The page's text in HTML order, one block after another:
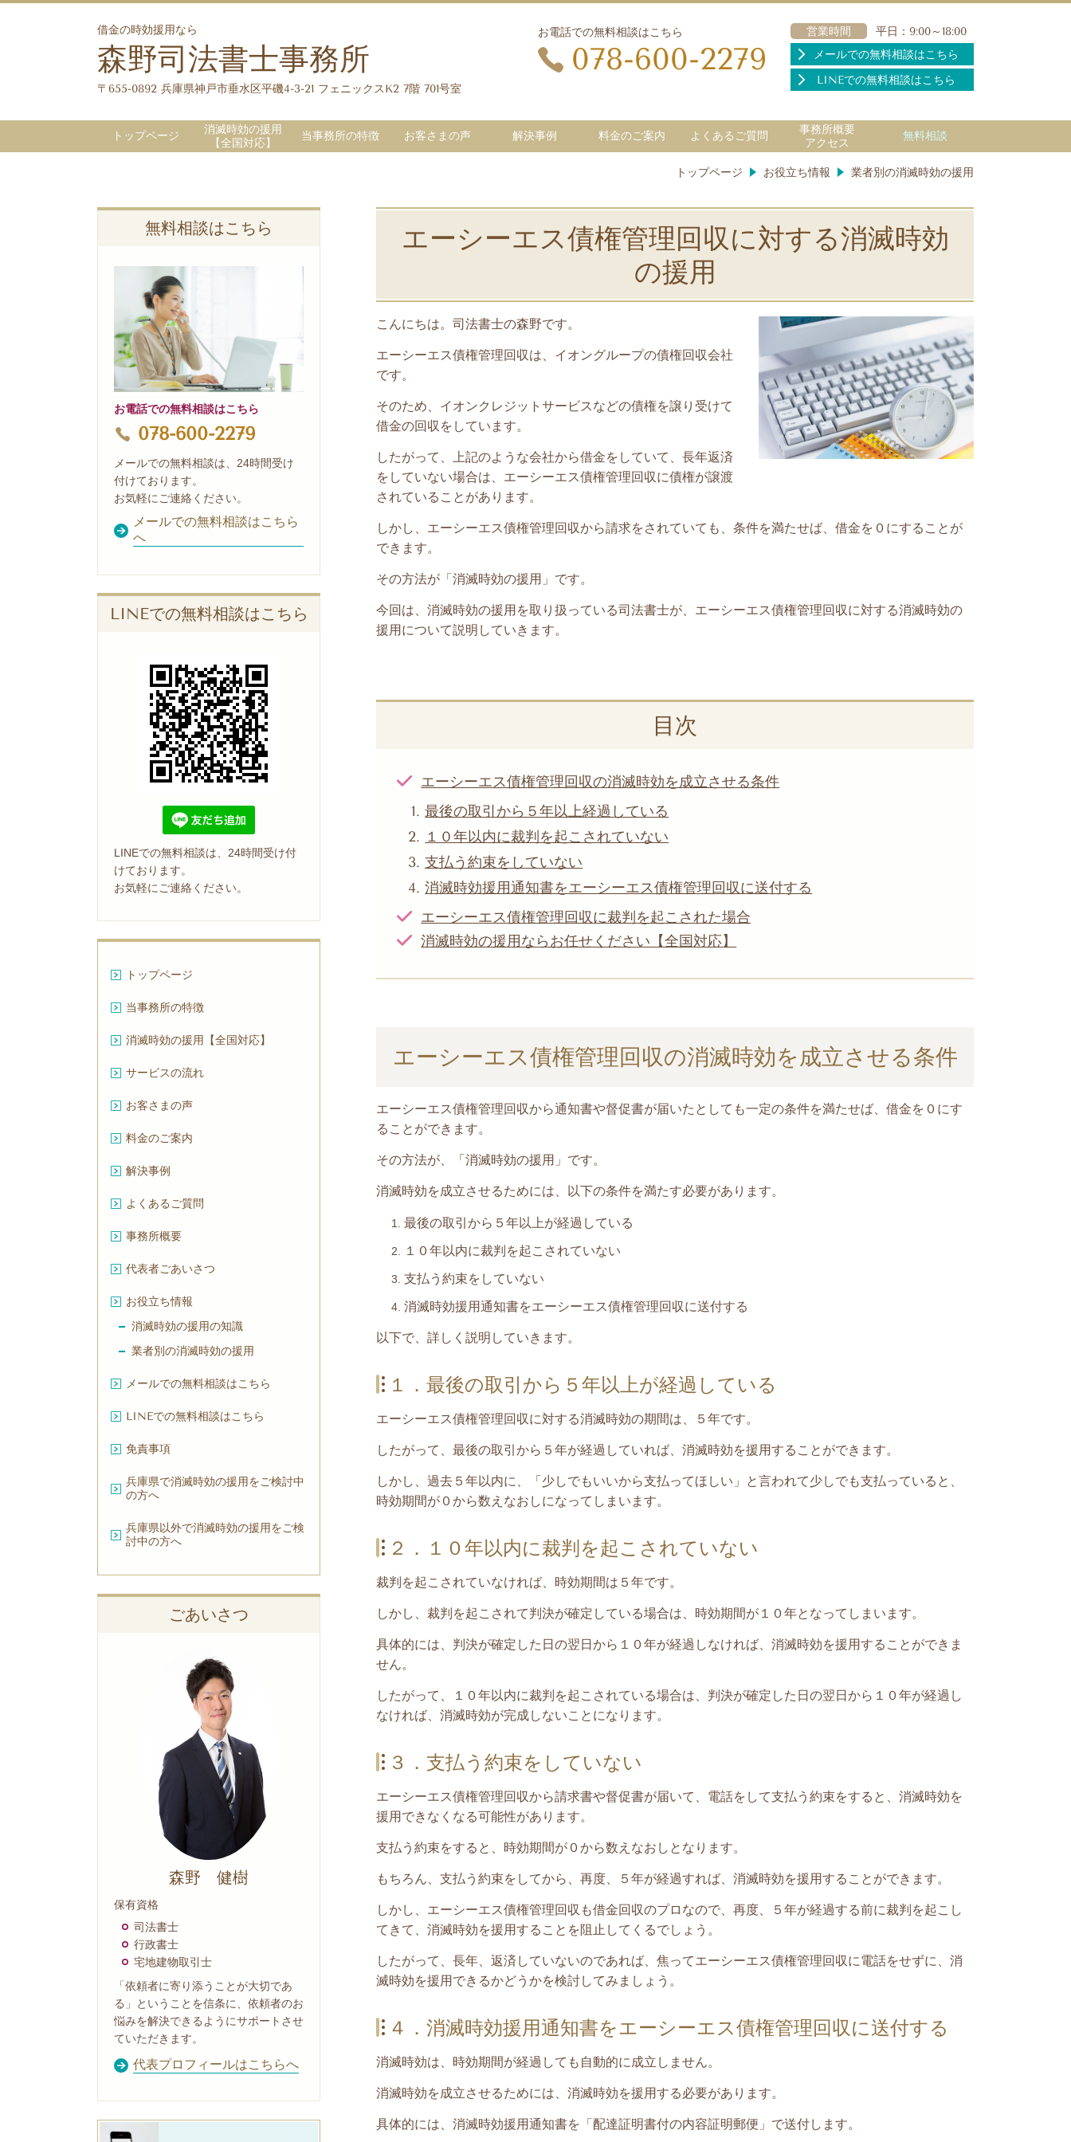
借金の時効援用なら
森野司法書士事務所
〒655-0892 兵庫県神戸市垂水区平磯4-3-21 フェニックスK2 7階 701号室
お電話での無料相談はこちら
078-600-2279
営業時間
平日：9:00～18:00
メールでの無料相談はこちら
LINEでの無料相談はこちら
トップページ
消滅時効の援用
【全国対応】
当事務所の特徴 お客さまの声 解決事例 料金のご案内 よくあるご質問
事務所概要
アクセス
無料相談
トップページ お役立ち情報 業者別の消滅時効の援用
エーシーエス債権管理回収に対する消滅時効
の援用
こんにちは。司法書士の森野です。
エーシーエス債権管理回収は、イオングループの債権回収会社
です。
そのため、イオンクレジットサービスなどの債権を譲り受けて
借金の回収をしています。
したがって、上記のような会社から借金をしていて、長年返済
をしていない場合は、エーシーエス債権管理回収に債権が譲渡
されていることがあります。
しかし、エーシーエス債権管理回収から請求をされていても、条件を満たせば、借金を０にすることが
できます。
その方法が「消滅時効の援用」です。
今回は、 消滅時効の援用を取り扱っている司法書士が、エーシーエス債権管理回収に対する消滅時効の
援用について説明していきます。
目次
エーシーエス債権管理回収の消滅時効を成立させる条件
最後の取引から５年以上経過している
１０年以内に裁判を起こされていない
支払う約束をしていない
消滅時効援用通知書をエーシーエス債権管理回収に送付する
エーシーエス債権管理回収に裁判を起こされた場合
消滅時効の援用ならお任せください【全国対応】
エーシーエス債権管理回収の消滅時効を成立させる条件
エーシーエス債権管理回収から通知書や督促書が届いたとして も一定の条件を満たせば、借金を０にす
ることができます。
その方法が、「消滅時効の援用」です。
消滅時効を成立させるためには、以下の条件を満たす必要があります。
最後の取引から５年以上が経過している
１０年以内に裁判を起こされていない
支払う約束をしていない
消滅時効援用通知書をエーシーエス債権管理回収に送付する
​以下で、詳しく説明していきます。
１．最後の取引から５年以上が経過している
エーシーエス債権管理回収に対する消滅時効の期間は、５年です。
したがって、最後の取引から５年が経過していれば、消滅時効を援用することができます。
しかし、過去５年以内に、「少しでもいいから支払ってほしい」と言われて少しでも支払っていると、
時効期間が０から数えなおしになってしまいます。
２．１０年以内に裁判を起こされていない
裁判を起こされていなければ、時効期間は５年です。
しかし、裁判を起こされて判決が確定している場合は、時効期間が１０年となってしまいます。
具体的には、判決が確定した日の翌日から１０年が経過しなければ、消滅時効を援用することができま
せん。
したがって、１０年以内に裁判を起こされている場合は、 判決が確定した日の翌日から１０年が経過し
なければ、消滅時効が完成しないことになります。
３．支払う約束をしていない
エーシーエス債権管理回収から請求書や督促書が届いて、電話をして支払う約束をすると、消滅時効を
援用できなくなる可能性があります。
支払う約束をすると、時効期間が０から数えなおしとなります。
もちろん、支払う約束をしてから、再度、５年が経過すれば、消滅時効を援用することができます。
しかし、 エーシーエス債権管理回収 も借金回収のプロなので、再度、５年が経過する前に裁判を起こし
てきて、消滅時効を援用することを阻止してくるでしょう。
したがって、長年、返済していないのであれば、焦ってエーシーエス債権管理回収に電話をせずに、消
滅時効を援用できるかどうかを検討してみましょう。
４．消滅時効援用通知書をエーシーエス債権管理回収に送付する
消滅時効は、時効期間が経過しても自動的に成立しません。
消滅時効を成立させるためには、消滅時効を援用する必要があります。
具体的には、消滅時効援用通知書を「配達証明書付の内容証明郵便」で送付します。
無料相談はこちら
お電話での無料相談はこちら
078-600-2279
メールでの無料相談は、24時間受け
付けております。
お気軽にご連絡ください。
メールでの無料相談はこちら
へ
LINEでの無料相談はこちら
LINEでの無料相談は、24時間受け付
けております。
お気軽にご連絡ください。
トップページ
当事務所の特徴
消滅時効の援用【全国対応】
サービスの流れ
お客さまの声
料金のご案内
解決事例
よくあるご質問
事務所概要
代表者ごあいさつ
お役立ち情報
消滅時効の援用の知識
業者別の消滅時効の援用
メールでの無料相談はこちら
LINEでの無料相談はこちら
免責事項
兵庫県で消滅時効の援用をご検討中
の方へ
兵庫県以外で消滅時効の援用をご検
討中の方へ
ごあいさつ
森野 健樹
保有資格
司法書士
行政書士
宅地建物取引士
「依頼者に寄り添うことが大切であ
る」ということを信条に、依頼者のお
悩みを解決できるようにサポートさせ
ていただきます。
代表プロフィールはこちらへ